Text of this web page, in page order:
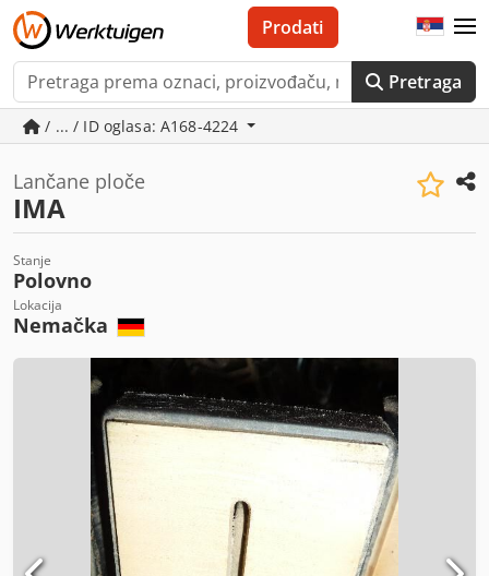
Pretraga
Prodati
/ ... / ID oglasa: A168-4224
Lančane ploče
IMA
Stanje
Polovno
Lokacija
Nemačka